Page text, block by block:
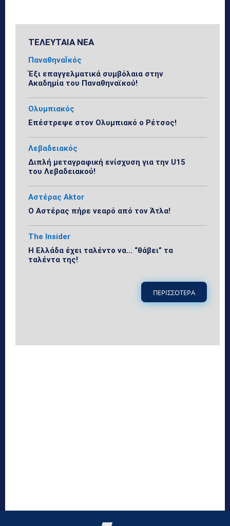
ΤΕΛΕΥΤΑΙΑ ΝΕΑ
ΠαναθηναΪκός
Έξι επαγγελματικά συμβόλαια στην
Ακαδημία του Παναθηναϊκού!
Ολυμπιακός
Επέστρεψε στον Ολυμπιακό ο Ρέτσος!
Λεβαδειακός
Διπλή μεταγραφική ενίσχυση για την U15
του Λεβαδειακού!
Αστέρας Aktor
Ο Αστέρας πήρε νεαρό από τον Άτλα!
The Insider
Η Ελλάδα έχει ταλέντο να… “θάβει” τα
ταλέντα της!
ΠΕΡΙΣΣΟΤΕΡΑ